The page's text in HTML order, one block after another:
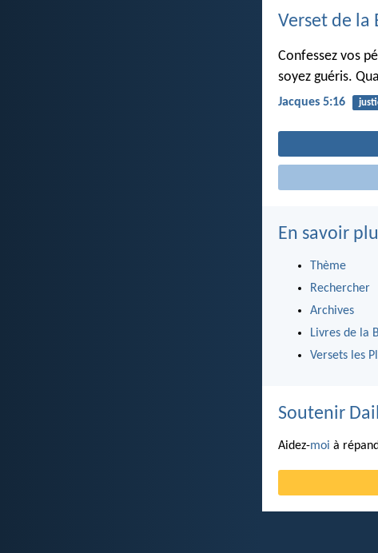
Verset de la
Confessez vos
soyez guéris.
Jacques 5:16
En savoir
Thème
Rechercher
Archives
Livres de la
Versets les
Soutenir
Aidez-moi à